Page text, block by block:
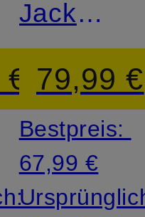
Jacke
79,99 €
Bestpreis:
67,99 €